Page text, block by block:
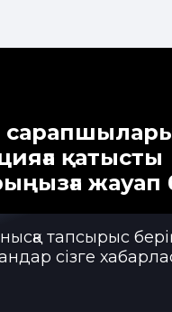
қатысты
жауап
тапсырыс
сізге